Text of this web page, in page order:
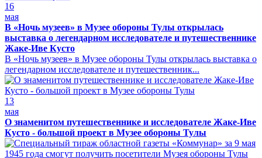
16
мая
В «Ночь музеев» в Музее обороны Тулы открылась
выставка о легендарном исследователе и путешественнике
Жаке-Иве Кусто
В «Ночь музеев» в Музее обороны Тулы открылась выставка о
легендарном исследователе и путешественник...
13
мая
О знаменитом путешественнике и исследователе Жаке-Иве
Кусто - большой проект в Музее обороны Тулы